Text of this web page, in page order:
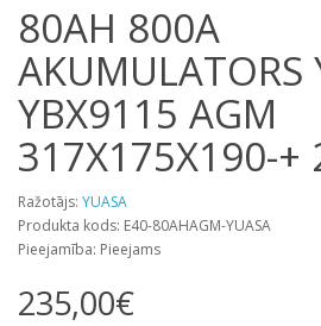
80AH 800A
AKUMULATORS
YBX9115 AGM
317X175X190-+
Ražotājs: YUASA
Produkta kods: E40-80AHAGM-YUASA
Pieejamība: Pieejams
235,00€